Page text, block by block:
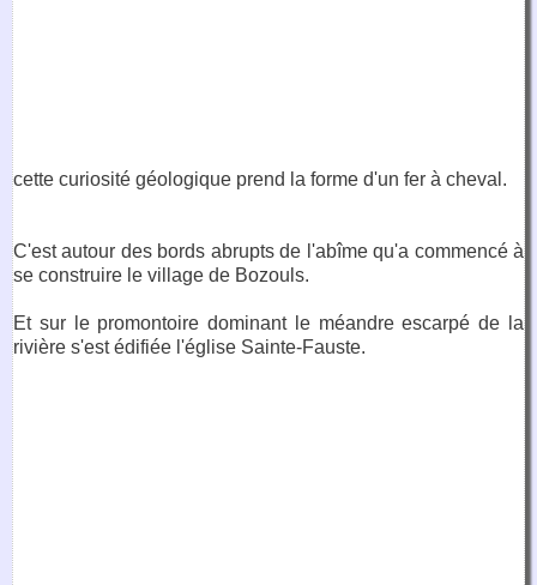
cette curiosité géologique prend la forme d'un fer à cheval.
C'est autour des bords abrupts de l'abîme qu'a commencé à
se construire le village de Bozouls.
Et sur le promontoire dominant le méandre escarpé de la
rivière s'est édifiée l'église Sainte-Fauste.